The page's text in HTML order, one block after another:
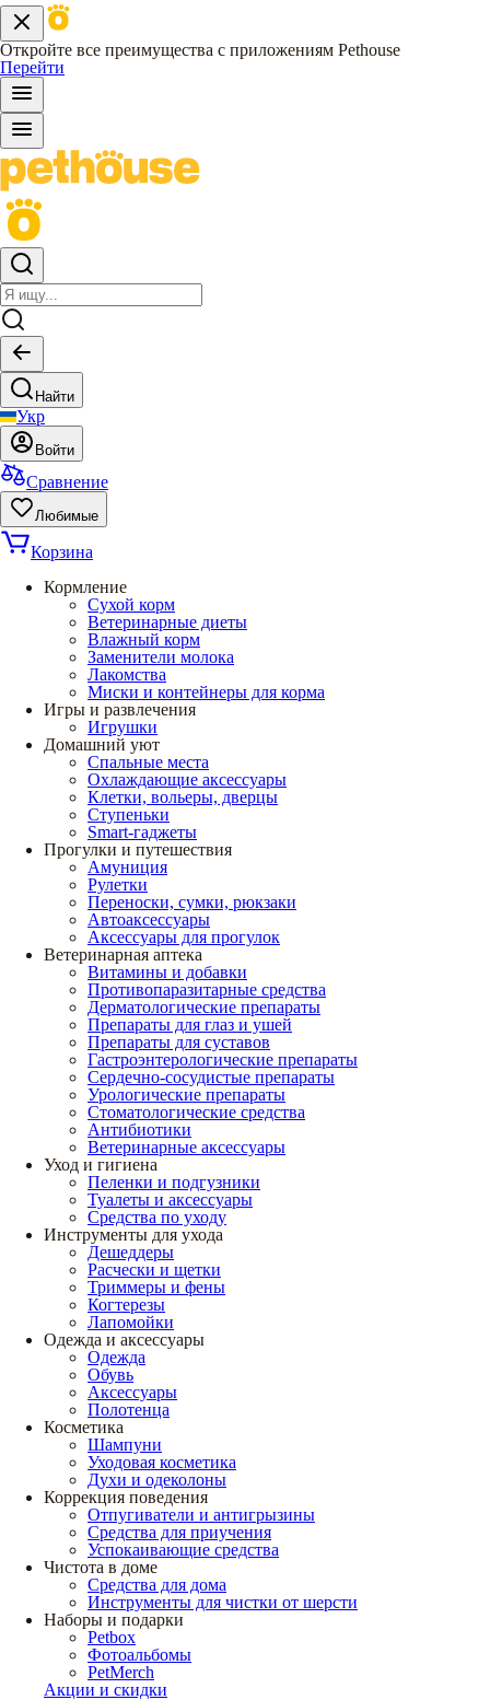
Откройте все преимущества с приложениям Pethouse
Перейти
Найти
Укр
Войти
Сравнение
Любимые
Корзина
Кормление
Сухой корм
Ветеринарные диеты
Влажный корм
Заменители молока
Лакомства
Миски и контейнеры для корма
Игры и развлечения
Игрушки
Домашний уют
Спальные места
Охлаждающие аксессуары
Клетки, вольеры, дверцы
Ступеньки
Smart-гаджеты
Прогулки и путешествия
Амуниция
Рулетки
Переноски, сумки, рюкзаки
Автоаксессуары
Аксессуары для прогулок
Ветеринарная аптека
Витамины и добавки
Противопаразитарные средства
Дерматологические препараты
Препараты для глаз и ушей
Препараты для суставов
Гастроэнтерологические препараты
Сердечно-сосудистые препараты
Урологические препараты
Стоматологические средства
Антибиотики
Ветеринарные аксессуары
Уход и гигиена
Пеленки и подгузники
Туалеты и аксессуары
Средства по уходу
Инструменты для ухода
Дешеддеры
Расчески и щетки
Триммеры и фены
Когтерезы
Лапомойки
Одежда и аксессуары
Одежда
Обувь
Аксессуары
Полотенца
Косметика
Шампуни
Уходовая косметика
Духи и одеколоны
Коррекция поведения
Отпугиватели и антигрызины
Средства для приучения
Успокаивающие средства
Чистота в доме
Средства для дома
Инструменты для чистки от шерсти
Наборы и подарки
Petbox
Фотоальбомы
PetMerch
Акции и скидки